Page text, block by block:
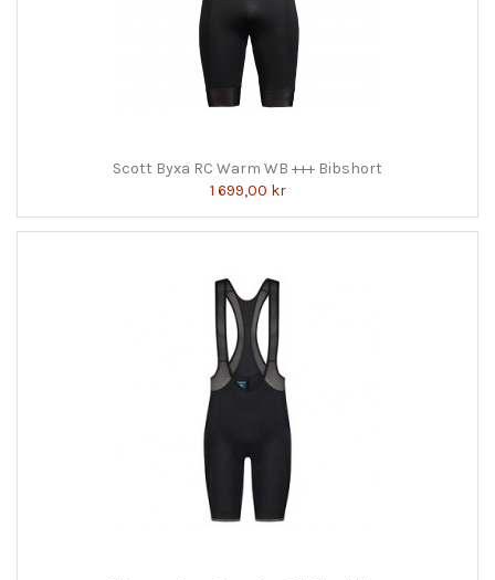
Scott Byxa RC Warm WB +++ Bibshort
1 699,00 kr